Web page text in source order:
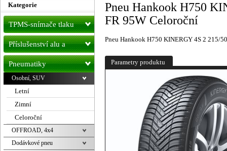
Pneu Hankook H750
FR 95W Celoroční
Pneu Hankook H750 KINERGY 4S 2 215/
Parametry produktu
Kategorie
TPMS-snímače tlaku
Příslušenství alu a
pneu
Pneumatiky
Osobní, SUV
Letní
Zimní
Celoroční
OFFROAD, 4x4
Dodávkové pneu